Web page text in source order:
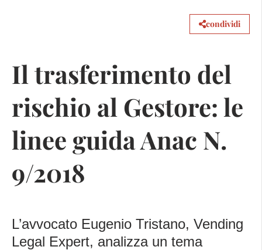
condividi
Il trasferimento del
rischio al Gestore: le
linee guida Anac N.
9/2018
L’avvocato Eugenio Tristano, Vending
Legal Expert, analizza un tema